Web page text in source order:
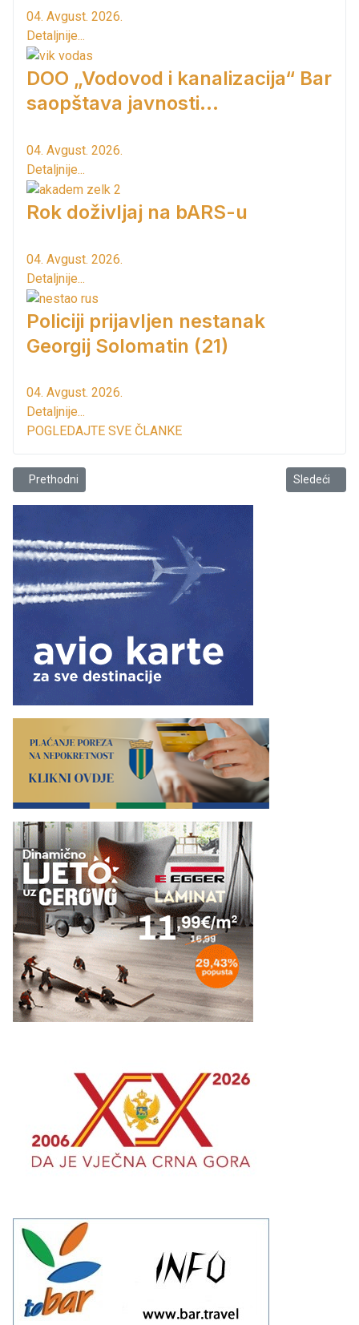
04. Avgust. 2026.
Detaljnije...
DOO „Vodovod i kanalizacija“ Bar
saopštava javnosti...
04. Avgust. 2026.
Detaljnije...
Rok doživljaj na bARS-u
04. Avgust. 2026.
Detaljnije...
Policiji prijavljen nestanak
Georgij Solomatin (21)
04. Avgust. 2026.
Detaljnije...
POGLEDAJTE SVE ČLANKE
Prethodni članak: Baranin stigao biciklom do Pakistana na putu za
Prethodni Sledeći
Sledeći